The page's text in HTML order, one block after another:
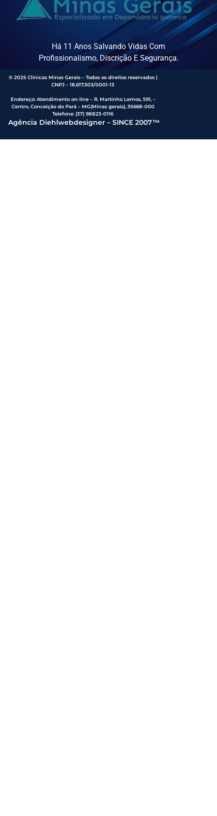
Há 11 Anos Salvando Vidas Com
Profissionalismo, Discrição E Segurança.
® 2025 Clínicas Minas Gerais – Todos os direitos reservados |
CNPJ – 18.617.303/0001-13
Endereço: Atendimento on-line – R. Martinho Lemos, 591, –
Centro, Conceição do Pará – MG(Minas gerais), 35668-000
Telefone:(37) 98823-0116
Agência Diehlwebdesigner – SINCE 2007™